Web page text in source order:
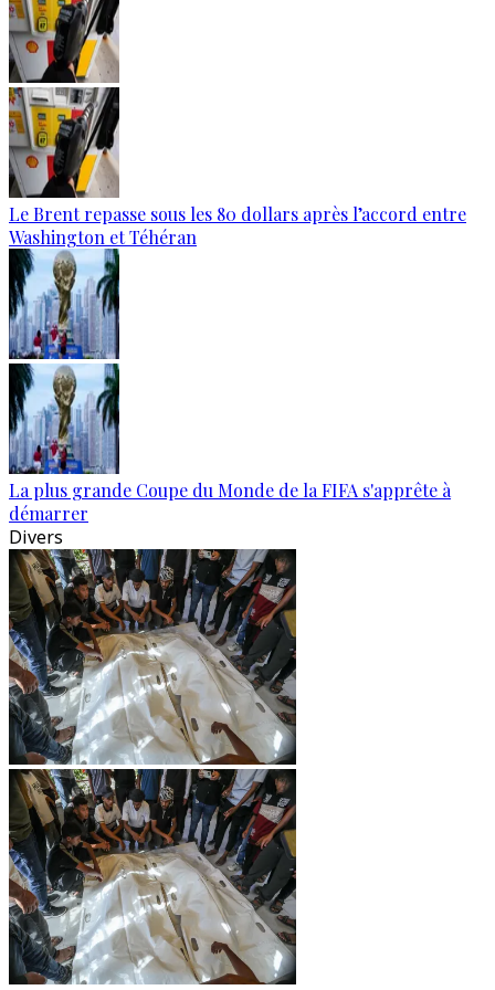
Le Brent repasse sous les 80 dollars après l’accord entre
Washington et Téhéran
La plus grande Coupe du Monde de la FIFA s'apprête à
démarrer
Divers